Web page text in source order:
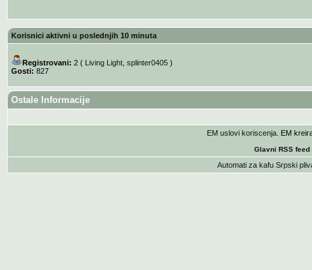
Korisnici aktivni u poslednjih 10 minuta
Registrovani: 2 ( Living Light, splinter0405)
Gosti: 827
Ostale Informacije
EM uslovi koriscenja . EM
Glavni RSS feed
Automati za kafu Srpski